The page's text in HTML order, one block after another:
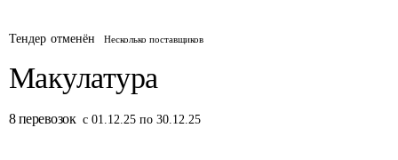
Тендер отменён Несколько поставщиков
Макулатура
8 перевозок с 01.12.25 по 30.12.25